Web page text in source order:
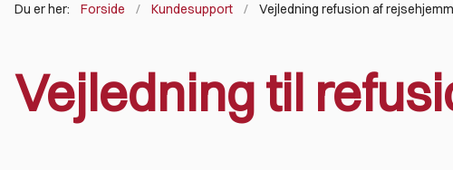
Du er her: Forside Kundesupport Vejledning refusion af
Vejledning til